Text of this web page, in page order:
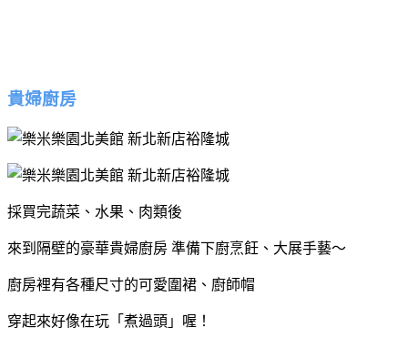
貴婦廚房
採買完蔬菜、水果、肉類後
來到隔壁的豪華貴婦廚房 準備下廚烹飪、大展手藝～
廚房裡有各種尺寸的可愛圍裙、廚師帽
穿起來好像在玩「煮過頭」喔！